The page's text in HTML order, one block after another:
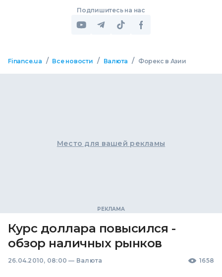
Подпишитесь на нас
Finance.ua / Все новости / Валюта / Форекс в Азии
Место для вашей рекламы
Курс доллара повысился -
обзор наличных рынков
26.04.2010, 08:00 — Валюта 1658